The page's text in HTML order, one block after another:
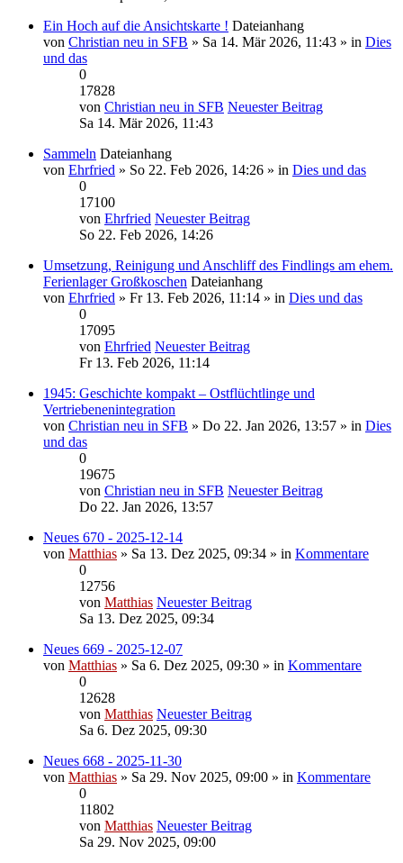
Ein Hoch auf die Ansichtskarte ! Dateianhang
von Christian neu in SFB » Sa 14. Mär 2026, 11:43 » in Dies
und das
0
17828
von Christian neu in SFB Neuester Beitrag
Sa 14. Mär 2026, 11:43
Sammeln Dateianhang
von Ehrfried » So 22. Feb 2026, 14:26 » in Dies und das
0
17100
von Ehrfried Neuester Beitrag
So 22. Feb 2026, 14:26
Umsetzung, Reinigung und Anschliff des Findlings am ehem.
Ferienlager Großkoschen Dateianhang
von Ehrfried » Fr 13. Feb 2026, 11:14 » in Dies und das
0
17095
von Ehrfried Neuester Beitrag
Fr 13. Feb 2026, 11:14
1945: Geschichte kompakt – Ostflüchtlinge und
Vertriebenenintegration
von Christian neu in SFB » Do 22. Jan 2026, 13:57 » in Dies
und das
0
19675
von Christian neu in SFB Neuester Beitrag
Do 22. Jan 2026, 13:57
Neues 670 - 2025-12-14
von Matthias » Sa 13. Dez 2025, 09:34 » in Kommentare
0
12756
von Matthias Neuester Beitrag
Sa 13. Dez 2025, 09:34
Neues 669 - 2025-12-07
von Matthias » Sa 6. Dez 2025, 09:30 » in Kommentare
0
12628
von Matthias Neuester Beitrag
Sa 6. Dez 2025, 09:30
Neues 668 - 2025-11-30
von Matthias » Sa 29. Nov 2025, 09:00 » in Kommentare
0
11802
von Matthias Neuester Beitrag
Sa 29. Nov 2025, 09:00